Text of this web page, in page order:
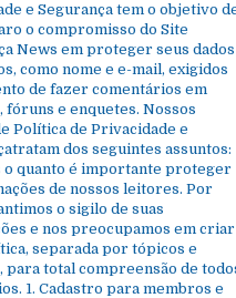
e Segurança tem o objetivo
o compromisso do Site
News em proteger seus dados
como nome e e-mail, exigidos
de fazer comentários em
fóruns e enquetes. Nossos
Política de Privacidade e
dos seguintes assuntos:
o quanto é importante proteger
de nossos leitores. Por
o sigilo de suas
e nos preocupamos em criar
separada por tópicos e
para total compreensão de
1. Cadastro para membros e